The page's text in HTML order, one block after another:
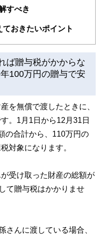
ト、キャリアコンサルタントな
筆者・監修者として迎え、むず
、相続、保険、ローンなどの話
る点です。
制を築くことで、内容のわかり
み応えのあるコンテンツと確か
す。
活のアイデアを提供するお金の
すべき
おきたいポイント
ば贈与税がかからな
100万円の贈与で安
を無償で渡したときに、
。1月1日から12月31日
の合計から、110万円の
対象になります。
受け取った財産の総額が
て贈与税はかかりませ
さんに渡している場合、